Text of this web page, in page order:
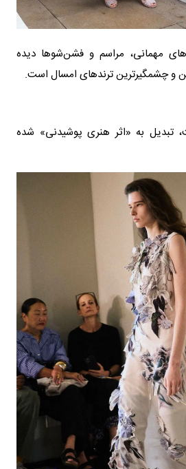
مهمانی، مراسم و فشن‌شوها دیده
و چشمگیرترین ترندهای امسال است.
به «اثر هنری پوشیدنی» شده